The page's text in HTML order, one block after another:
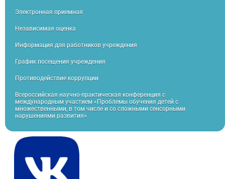
Электронная приемная
Независимая оценка
Информация для работников учреждения
График посещения учреждения
Противодействие коррупции
Всероссийская научно-практическая конференция с
международным участием «Проблемы обучения детей с
множественными, в том числе и со сложными сенсорными
нарушениями развития»